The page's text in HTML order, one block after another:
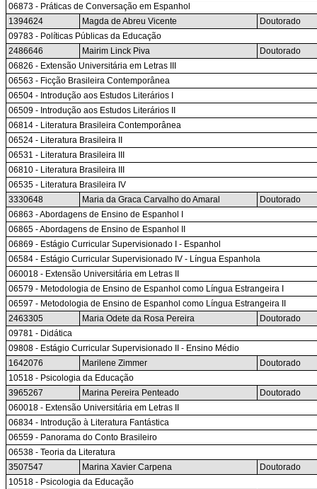
06873 - Práticas de Conversação em Espanhol
1394624
Magda de Abreu Vicente
Doutorado
09783 - Políticas Públicas da Educação
2486646
Mairim Linck Piva
Doutorado
06826 - Extensão Universitária em Letras III
06563 - Ficção Brasileira Contemporânea
06504 - Introdução aos Estudos Literários I
06509 - Introdução aos Estudos Literários II
06814 - Literatura Brasileira Contemporânea
06524 - Literatura Brasileira II
06531 - Literatura Brasileira III
06810 - Literatura Brasileira III
06535 - Literatura Brasileira IV
3330648
Maria da Graca Carvalho do Amaral
Doutorado
06863 - Abordagens de Ensino de Espanhol I
06865 - Abordagens de Ensino de Espanhol II
06869 - Estágio Curricular Supervisionado I - Espanhol
06584 - Estágio Curricular Supervisionado IV - Língua Espanhola
060018 - Extensão Universitária em Letras II
06579 - Metodologia de Ensino de Espanhol como Língua Estrangeira I
06597 - Metodologia de Ensino de Espanhol como Língua Estrangeira II
2463305
Maria Odete da Rosa Pereira
Doutorado
09781 - Didática
09808 - Estágio Curricular Supervisionado II - Ensino Médio
1642076
Marilene Zimmer
Doutorado
10518 - Psicologia da Educação
3965267
Marina Pereira Penteado
Doutorado
060018 - Extensão Universitária em Letras II
06834 - Introdução à Literatura Fantástica
06559 - Panorama do Conto Brasileiro
06538 - Teoria da Literatura
3507547
Marina Xavier Carpena
Doutorado
10518 - Psicologia da Educação